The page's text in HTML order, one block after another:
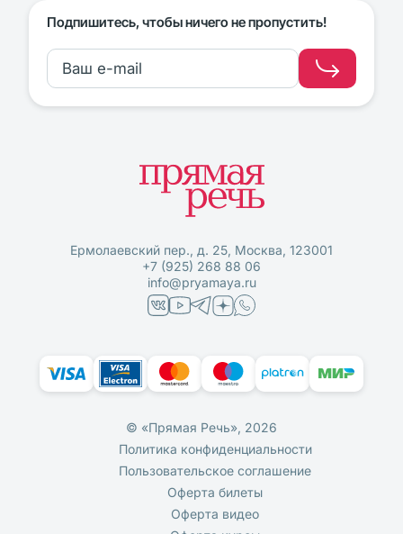
Подпишитесь, чтобы ничего не пропустить!
Ермолаевский пер., д. 25, Москва, 123001
+7 (925) 268 88 06
info@pryamaya.ru
© «Прямая Речь», 2026
Политика конфиденциальности
Пользовательское соглашение
Оферта билеты
Оферта видео